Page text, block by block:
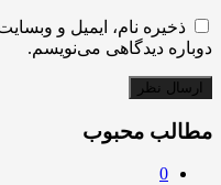
ذخیره نام، ایمیل و
دوباره دیدگاهی می‌نویسم.
مطالب محبوب
0